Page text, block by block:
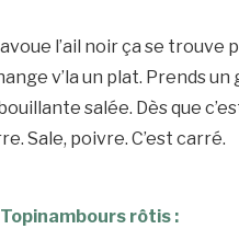
l’ail noir ça se
v’la un plat. Prends
salée. Dès que
Sale, poivre. C’est carré.
Topinambours rôtis :